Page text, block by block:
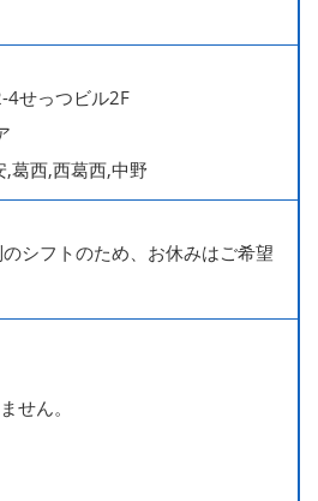
4せっつビル2F
,葛西,西葛西,中野
シフトのため、お休みはご希望
せん。